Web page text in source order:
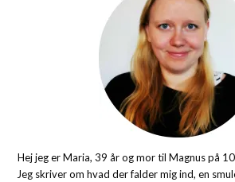
Hej jeg er Maria, 39 år og mor til Magnus på
Jeg skriver om hvad der falder mig ind, en